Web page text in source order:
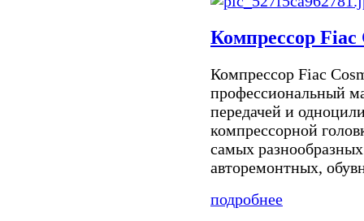
Компрессор Fiac
Компрессор Fiac
профессиональный
передачей и
компрессорной
самых
авторемонтных,
подробнее